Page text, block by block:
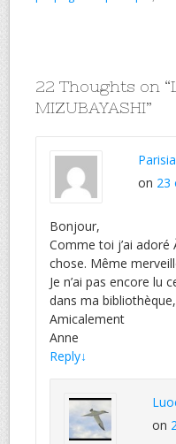
22 Thoughts on “
MIZUBAYASHI”
on 23
Bonjour,
Comme toi j’ai adoré
chose. Même
Je n’ai pas encore
dans ma
Amicalement
Anne
Reply↓
on